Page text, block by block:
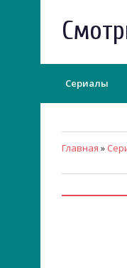
Сериалы
Главная »